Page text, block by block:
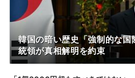
韓国の暗い歴史「強制的な国
統領が真相解明を約束